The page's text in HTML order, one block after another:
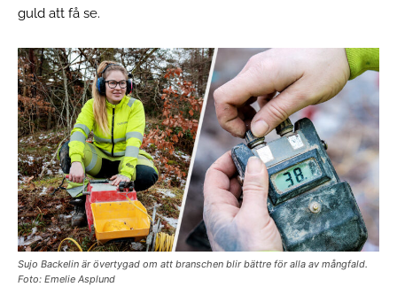
guld att få se.
Sujo Backelin är övertygad om att branschen blir bättre för alla av mångfald.
Foto: Emelie Asplund